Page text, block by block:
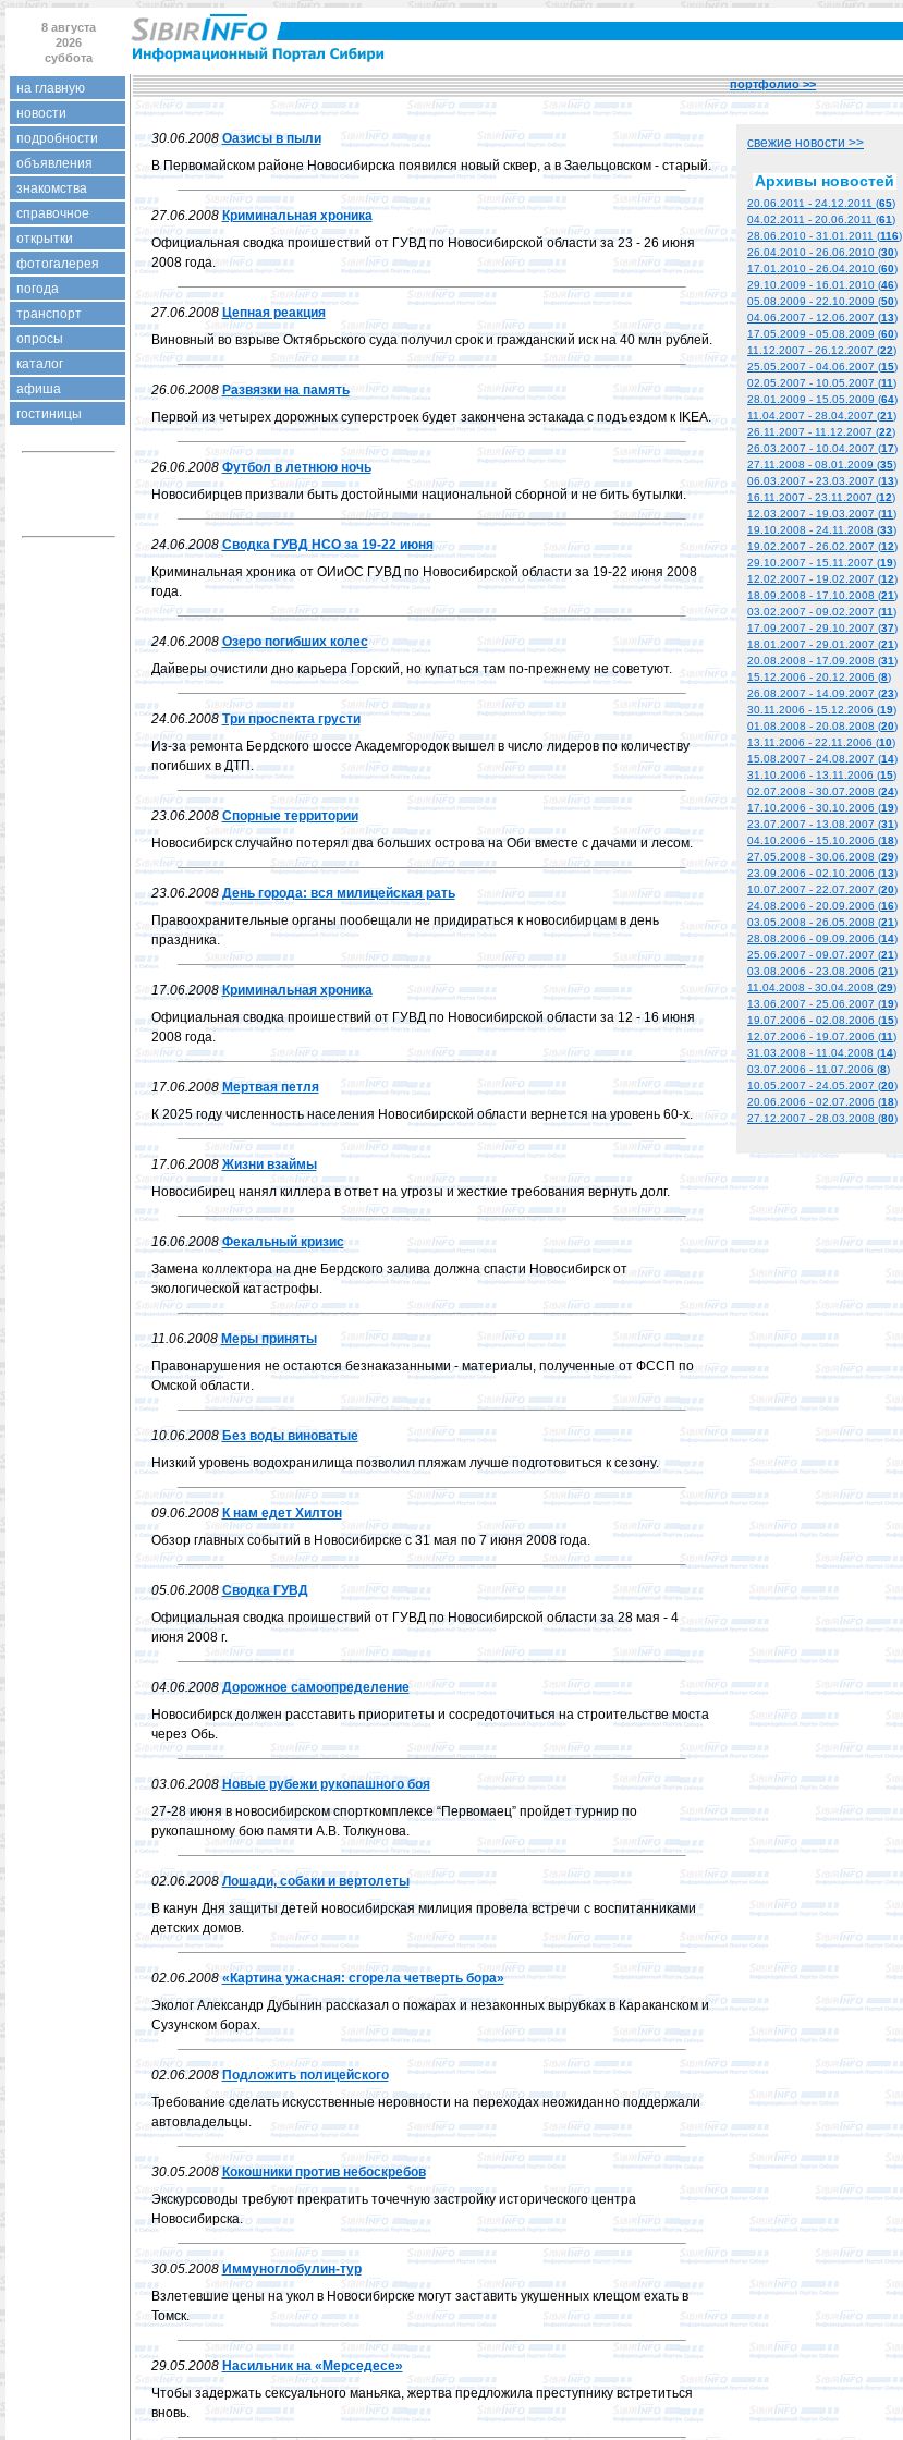
8 августа
2026
суббота
на главную
новости
подробности
объявления
знакомства
справочное
открытки
фотогалерея
погода
транспорт
опросы
каталог
афиша
гостиницы
портфолио >>
30.06.2008 Оазисы в пыли
В Первомайском районе Новосибирска появился новый сквер, а в Заельцовском - старый.
27.06.2008 Криминальная хроника
Официальная сводка проишествий от ГУВД по Новосибирской области за 23 - 26 июня
2008 года.
27.06.2008 Цепная реакция
Виновный во взрыве Октябрьского суда получил срок и гражданский иск на 40 млн рублей.
26.06.2008 Развязки на память
Первой из четырех дорожных суперстроек будет закончена эстакада с подъездом к IKEA.
26.06.2008 Футбол в летнюю ночь
Новосибирцев призвали быть достойными национальной сборной и не бить бутылки.
24.06.2008 Сводка ГУВД НСО за 19-22 июня
Криминальная хроника от ОИиОС ГУВД по Новосибирской области за 19-22 июня 2008
года.
24.06.2008 Озеро погибших колес
Дайверы очистили дно карьера Горский, но купаться там по-прежнему не советуют.
24.06.2008 Три проспекта грусти
Из-за ремонта Бердского шоссе Академгородок вышел в число лидеров по количеству
погибших в ДТП.
23.06.2008 Спорные территории
Новосибирск случайно потерял два больших острова на Оби вместе с дачами и лесом.
23.06.2008 День города: вся милицейская рать
Правоохранительные органы пообещали не придираться к новосибирцам в день
праздника.
17.06.2008 Криминальная хроника
Официальная сводка проишествий от ГУВД по Новосибирской области за 12 - 16 июня
2008 года.
17.06.2008 Мертвая петля
К 2025 году численность населения Новосибирской области вернется на уровень 60-х.
17.06.2008 Жизни взаймы
Новосибирец нанял киллера в ответ на угрозы и жесткие требования вернуть долг.
16.06.2008 Фекальный кризис
Замена коллектора на дне Бердского залива должна спасти Новосибирск от
экологической катастрофы.
11.06.2008 Меры приняты
Правонарушения не остаются безнаказанными - материалы, полученные от ФССП по
Омской области.
10.06.2008 Без воды виноватые
Низкий уровень водохранилища позволил пляжам лучше подготовиться к сезону.
09.06.2008 К нам едет Хилтон
Обзор главных событий в Новосибирске с 31 мая по 7 июня 2008 года.
05.06.2008 Сводка ГУВД
Официальная сводка проишествий от ГУВД по Новосибирской области за 28 мая - 4
июня 2008 г.
04.06.2008 Дорожное самоопределение
Новосибирск должен расставить приоритеты и сосредоточиться на строительстве моста
через Обь.
03.06.2008 Новые рубежи рукопашного боя
27-28 июня в новосибирском спорткомплексе “Первомаец” пройдет турнир по
рукопашному бою памяти А.В. Толкунова.
02.06.2008 Лошади, собаки и вертолеты
В канун Дня защиты детей новосибирская милиция провела встречи с воспитанниками
детских домов.
02.06.2008 «Картина ужасная: сгорела четверть бора»
Эколог Александр Дубынин рассказал о пожарах и незаконных вырубках в Караканском и
Сузунском борах.
02.06.2008 Подложить полицейского
Требование сделать искусственные неровности на переходах неожиданно поддержали
автовладельцы.
30.05.2008 Кокошники против небоскребов
Экскурсоводы требуют прекратить точечную застройку исторического центра
Новосибирска.
30.05.2008 Иммуноглобулин-тур
Взлетевшие цены на укол в Новосибирске могут заставить укушенных клещом ехать в
Томск.
29.05.2008 Насильник на «Мерседесе»
Чтобы задержать сексуального маньяка, жертва предложила преступнику встретиться
вновь.
свежие новости >>
Архивы новостей
20.06.2011 - 24.12.2011 (65)
04.02.2011 - 20.06.2011 (61)
28.06.2010 - 31.01.2011 (116)
26.04.2010 - 26.06.2010 (30)
17.01.2010 - 26.04.2010 (60)
29.10.2009 - 16.01.2010 (46)
05.08.2009 - 22.10.2009 (50)
04.06.2007 - 12.06.2007 (13)
17.05.2009 - 05.08.2009 (60)
11.12.2007 - 26.12.2007 (22)
25.05.2007 - 04.06.2007 (15)
02.05.2007 - 10.05.2007 (11)
28.01.2009 - 15.05.2009 (64)
11.04.2007 - 28.04.2007 (21)
26.11.2007 - 11.12.2007 (22)
26.03.2007 - 10.04.2007 (17)
27.11.2008 - 08.01.2009 (35)
06.03.2007 - 23.03.2007 (13)
16.11.2007 - 23.11.2007 (12)
12.03.2007 - 19.03.2007 (11)
19.10.2008 - 24.11.2008 (33)
19.02.2007 - 26.02.2007 (12)
29.10.2007 - 15.11.2007 (19)
12.02.2007 - 19.02.2007 (12)
18.09.2008 - 17.10.2008 (21)
03.02.2007 - 09.02.2007 (11)
17.09.2007 - 29.10.2007 (37)
18.01.2007 - 29.01.2007 (21)
20.08.2008 - 17.09.2008 (31)
15.12.2006 - 20.12.2006 (8)
26.08.2007 - 14.09.2007 (23)
30.11.2006 - 15.12.2006 (19)
01.08.2008 - 20.08.2008 (20)
13.11.2006 - 22.11.2006 (10)
15.08.2007 - 24.08.2007 (14)
31.10.2006 - 13.11.2006 (15)
02.07.2008 - 30.07.2008 (24)
17.10.2006 - 30.10.2006 (19)
23.07.2007 - 13.08.2007 (31)
04.10.2006 - 15.10.2006 (18)
27.05.2008 - 30.06.2008 (29)
23.09.2006 - 02.10.2006 (13)
10.07.2007 - 22.07.2007 (20)
24.08.2006 - 20.09.2006 (16)
03.05.2008 - 26.05.2008 (21)
28.08.2006 - 09.09.2006 (14)
25.06.2007 - 09.07.2007 (21)
03.08.2006 - 23.08.2006 (21)
11.04.2008 - 30.04.2008 (29)
13.06.2007 - 25.06.2007 (19)
19.07.2006 - 02.08.2006 (15)
12.07.2006 - 19.07.2006 (11)
31.03.2008 - 11.04.2008 (14)
03.07.2006 - 11.07.2006 (8)
10.05.2007 - 24.05.2007 (20)
20.06.2006 - 02.07.2006 (18)
27.12.2007 - 28.03.2008 (80)